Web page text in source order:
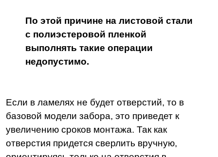
По этой причине на листовой стали
с полиэстеровой пленкой
выполнять такие операции
недопустимо.
Если в ламелях не будет отверстий, то в
базовой модели забора, это приведет к
увеличению сроков монтажа. Так как
отверстия придется сверлить вручную,